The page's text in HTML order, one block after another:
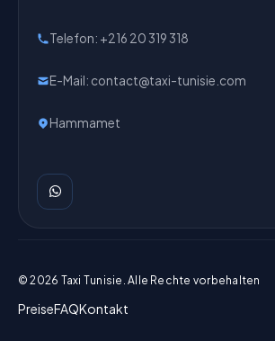
Telefon: +216 20 319 318
E-Mail: contact@taxi-tunisie.com
Hammamet
© 2026 Taxi Tunisie. Alle Rechte vorbehalten
PreiseFAQKontakt